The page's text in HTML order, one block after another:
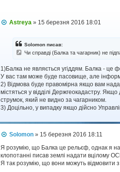
П
л
е
н
н
я
Astreya » 15 березня 2016 18:01
Solomon писав:
Чи справді (Балка та чагарник) не
1)Балка не являється угіддям. Балка - це
У вас там може буде пасовище, але
2) Відмова буде правомірна якщо вам
містяться у відділі Держгеокадастру.
струмок, який не видно за чагарником.
3) Доцільно, у випадку якщо дійсно
П
в
і
д
Solomon » 15 березня 2016 18:11
Я розумію, що Балка це рельєф, однак я
клопотанні писав землі надати вцілому
Я так розумію, що вони можуть відмовити